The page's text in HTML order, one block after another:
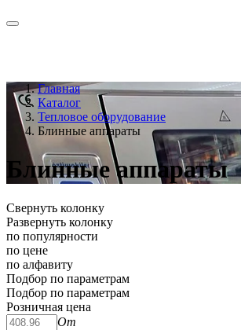
Главная
Каталог
Тепловое оборудование
Блинные аппараты
Блинные аппараты
Свернуть колонку
Развернуть колонку
по популярности
по цене
по алфавиту
Подбор по параметрам
Подбор по параметрам
Розничная цена
От